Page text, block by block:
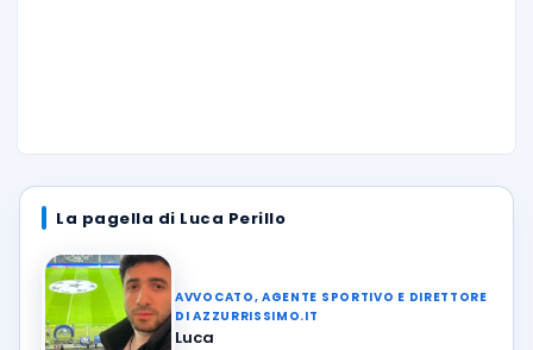
La pagella di Luca Perillo
AVVOCATO, AGENTE SPORTIVO E DIRETTORE
DI AZZURRISSIMO.IT
Luca